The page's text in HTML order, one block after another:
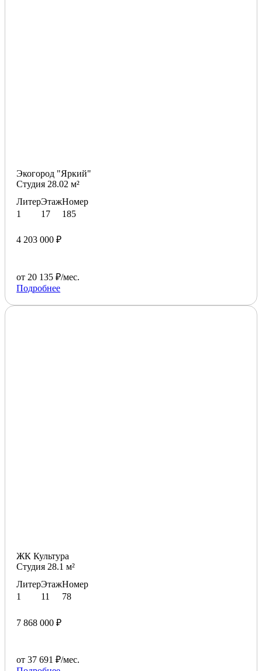
Экогород "Яркий"
Студия 28.02 м²
Литер
1
Этаж
17
Номер
185
4 203 000 ₽
от 20 135 ₽/мес.
Подробнее
ЖК Культура
Студия 28.1 м²
Литер
1
Этаж
11
Номер
78
7 868 000 ₽
от 37 691 ₽/мес.